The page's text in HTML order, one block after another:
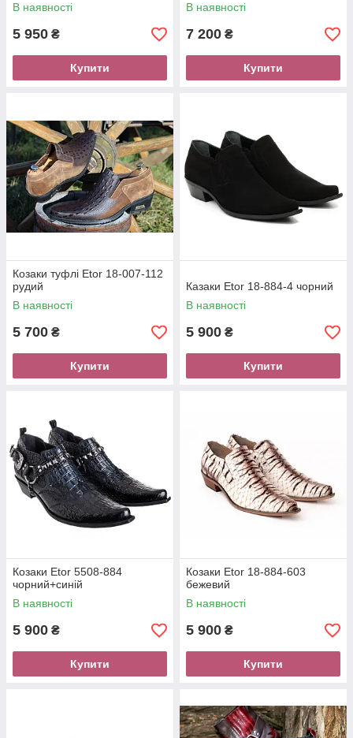
В наявності
5 950 ₴
Купити
В наявності
7 200 ₴
Купити
Козаки туфлі Etor 18-007-112
рудий
В наявності
5 700 ₴
Купити
Казаки Etor 18-884-4 чорний
В наявності
5 900 ₴
Купити
Козаки Etor 5508-884
чорний+синій
В наявності
5 900 ₴
Купити
Козаки Etor 18-884-603
бежевий
В наявності
5 900 ₴
Купити